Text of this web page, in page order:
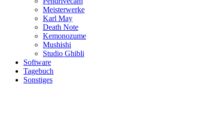
Meisterwerke
Karl May
Death Note
Kemonozume
Mushishi
Studio Ghibli
Software
Tagebuch
Sonstiges